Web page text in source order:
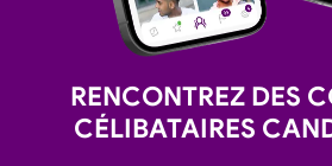
RENCONTREZ DES
CÉLIBATAIRES